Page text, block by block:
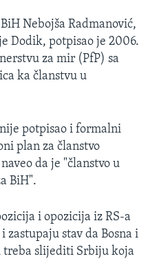
Nebojša Radmanović,
Dodik, potpisao je 2006.
za mir (PfP) sa
ka članstvu u
potpisao i formalni
plan za članstvo
da je "članstvo u
BiH".
i opozicija iz RS-a
zastupaju stav da Bosna i
treba slijediti Srbiju koja